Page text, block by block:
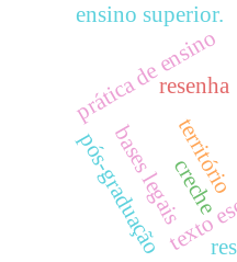
resenha
território
prática de ensino
texto
pós-graduaçãocreche
bases legais
ensino superior.